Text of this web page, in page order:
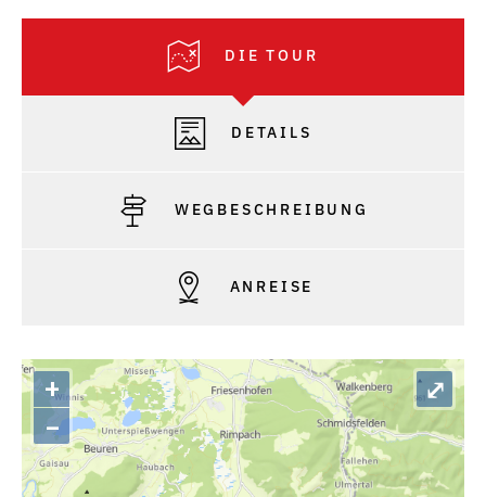
DIE TOUR
DETAILS
WEGBESCHREIBUNG
ANREISE
+
–
⤢